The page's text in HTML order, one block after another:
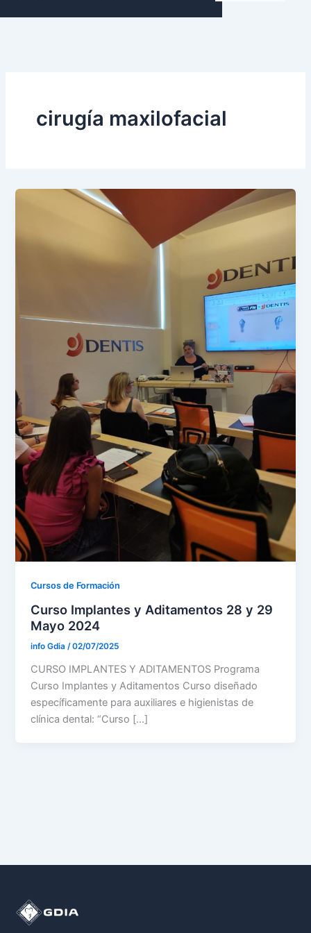
cirugía maxilofacial
Cursos de Formación
Curso Implantes y Aditamentos 28 y 29
Mayo 2024
info Gdia/02/07/2025
CURSO IMPLANTES Y ADITAMENTOS Programa
Curso Implantes y Aditamentos Curso diseñado
específicamente para auxiliares e higienistas de
clínica dental: “Curso […]